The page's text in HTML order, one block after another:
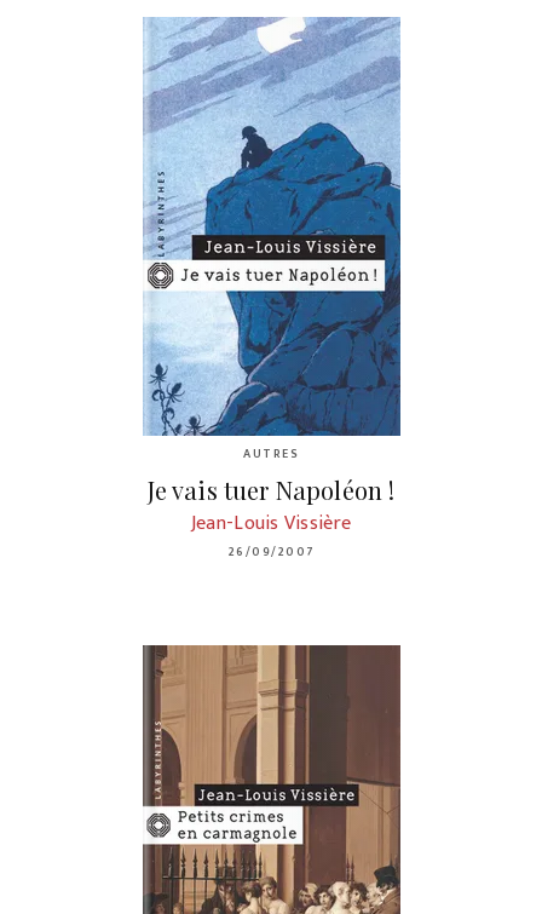
AUTRES
Je vais tuer Napoléon !
Jean-Louis Vissière
26/09/2007